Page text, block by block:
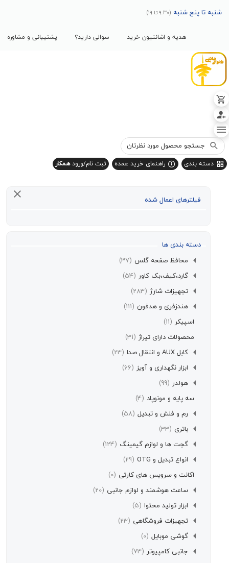
شنبه
هدیه و اشانتیون خرید سوالی دارید؟ پشتیبانی و مشاوره
راهنمای خرید عمده ثبت نام/ورودهمکار
اعمال شده
بندی ها
محافظ صفحه گلس (37)
گارد،کیف،بک کاور (54)
تجهیزات شارژ (283)
هندزفری و هدفون
محصولات دارای تیراژ (31)
(23)
ابزار نگهداری و آویز (66)
سه پایه و مونوپاد (4)
رم و فلش و تبدیل (58)
گجت ها و لوازم گیمینگ (124)
انواع تبدیل و OTG
(29)
اکانت و سرویس های کارتی (0)
ساعت هوشمند و لوازم جانبی (20)
ابزار تولید محتوا (5)
تجهیزات فروشگاهی (23)
گوشی موبایل (0)
جانبی کامپیوتر (73)